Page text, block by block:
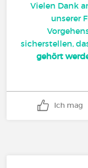
Vielen Dank
unserer
sicherstellen,
gehört
Ich mag